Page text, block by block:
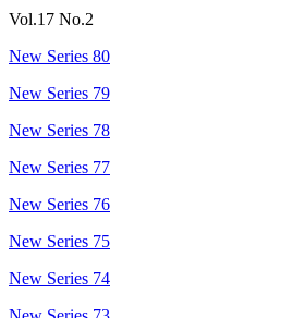
Vol.17 No.2
New Series 80
New Series 79
New Series 78
New Series 77
New Series 76
New Series 75
New Series 74